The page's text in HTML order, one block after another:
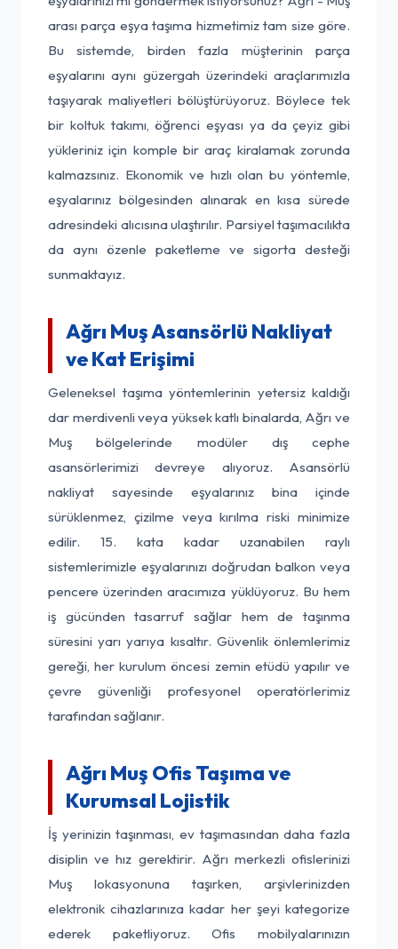
arası parça eşya taşıma hizmetimiz tam size göre.
Bu sistemde, birden fazla müşterinin parça
eşyalarını aynı güzergah üzerindeki araçlarımızla
taşıyarak maliyetleri bölüştürüyoruz. Böylece tek
bir koltuk takımı, öğrenci eşyası ya da çeyiz gibi
yükleriniz için komple bir araç kiralamak zorunda
kalmazsınız. Ekonomik ve hızlı olan bu yöntemle,
eşyalarınız bölgesinden alınarak en kısa sürede
adresindeki alıcısına ulaştırılır. Parsiyel taşımacılıkta
da aynı özenle paketleme ve sigorta desteği
sunmaktayız.
Ağrı Muş Asansörlü Nakliyat
ve Kat Erişimi
Geleneksel taşıma yöntemlerinin yetersiz kaldığı
dar merdivenli veya yüksek katlı binalarda, Ağrı ve
Muş bölgelerinde modüler dış cephe
asansörlerimizi devreye alıyoruz. Asansörlü
nakliyat sayesinde eşyalarınız bina içinde
sürüklenmez, çizilme veya kırılma riski minimize
edilir. 15. kata kadar uzanabilen raylı
sistemlerimizle eşyalarınızı doğrudan balkon veya
pencere üzerinden aracımıza yüklüyoruz. Bu hem
iş gücünden tasarruf sağlar hem de taşınma
süresini yarı yarıya kısaltır. Güvenlik önlemlerimiz
gereği, her kurulum öncesi zemin etüdü yapılır ve
çevre güvenliği profesyonel operatörlerimiz
tarafından sağlanır.
Ağrı Muş Ofis Taşıma ve
Kurumsal Lojistik
İş yerinizin taşınması, ev taşımasından daha fazla
disiplin ve hız gerektirir. Ağrı merkezli ofislerinizi
Muş lokasyonuna taşırken, arşivlerinizden
elektronik cihazlarınıza kadar her şeyi kategorize
ederek paketliyoruz. Ofis mobilyalarınızın